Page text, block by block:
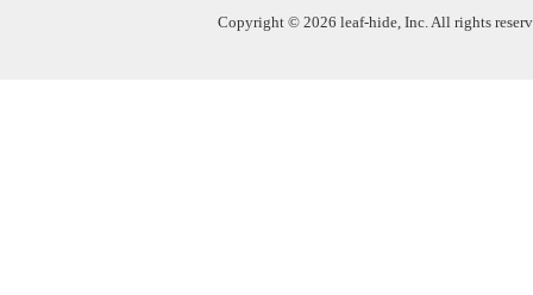
Copyright © 2026 leaf-hide, Inc. All rights